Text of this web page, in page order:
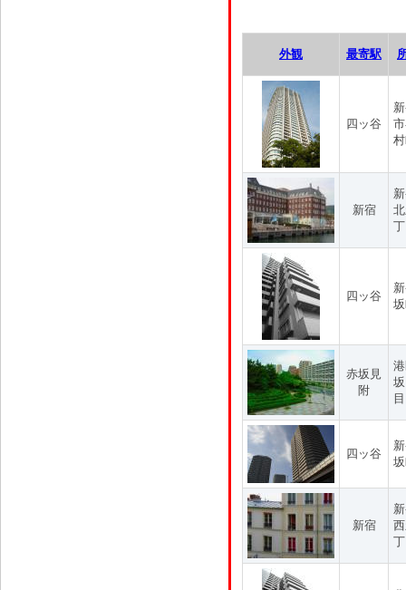
外観 最寄駅
四ッ谷
新宿
四ッ谷
赤坂見
附
目
四ッ谷
新宿